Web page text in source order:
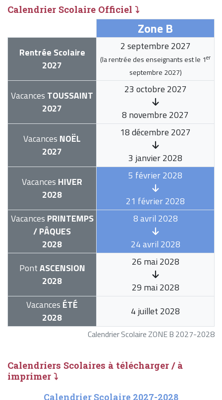
Calendrier Scolaire Officiel ⤵
Calendrier Scolaire ZONE B 2027-2028
Zone B
Rentrée Scolaire
2027
2 septembre 2027
(la rentrée des enseignants est le 1er
septembre 2027)
Vacances TOUSSAINT
2027
23 octobre 2027
8 novembre 2027
Vacances NOËL
2027
18 décembre 2027
3 janvier 2028
Vacances HIVER
2028
5 février 2028
21 février 2028
Vacances PRINTEMPS
/ PÂQUES
2028
8 avril 2028
24 avril 2028
PontASCENSION
2028
26 mai 2028
29 mai 2028
Vacances ÉTÉ
2028
4 juillet 2028
Calendriers Scolaires à télécharger / à
imprimer ⤵
Calendrier Scolaire 2027-2028